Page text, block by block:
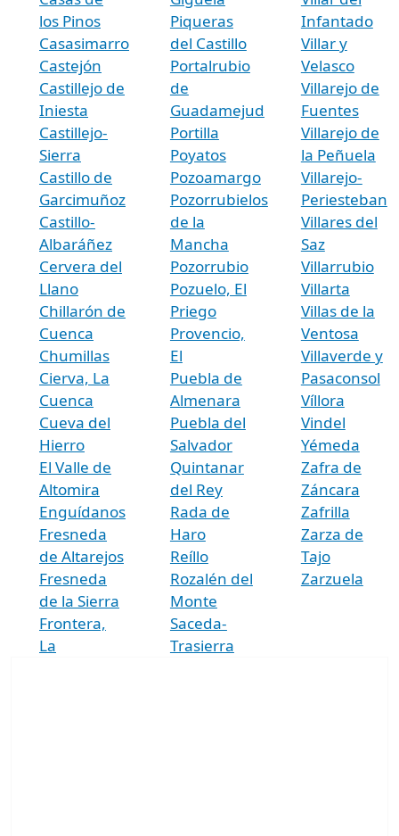
los Pinos
Casasimarro
Castejón
Castillejo de
Iniesta
Castillejo-
Sierra
Castillo de
Garcimuñoz
Castillo-
Albaráñez
Cervera del
Llano
Chillarón de
Cuenca
Chumillas
Cierva, La
Cuenca
Cueva del
Hierro
El Valle de
Altomira
Enguídanos
Fresneda
de Altarejos
Fresneda
de la Sierra
Frontera,
La
Piqueras
del Castillo
Portalrubio
de
Guadamejud
Portilla
Poyatos
Pozoamargo
Pozorrubielos
de la
Mancha
Pozorrubio
Pozuelo, El
Priego
Provencio,
El
Puebla de
Almenara
Puebla del
Salvador
Quintanar
del Rey
Rada de
Haro
Reíllo
Rozalén del
Monte
Saceda-
Trasierra
Infantado
Villar y
Velasco
Villarejo de
Fuentes
Villarejo de
la Peñuela
Villarejo-
Periesteban
Villares del
Saz
Villarrubio
Villarta
Villas de la
Ventosa
Villaverde y
Pasaconsol
Víllora
Vindel
Yémeda
Zafra de
Záncara
Zafrilla
Zarza de
Tajo
Zarzuela